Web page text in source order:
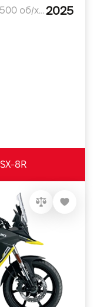
SUZUKI GSX-8R 61 кВт (83 к.с.) / 8,500 об/хв к.с.2025
8R